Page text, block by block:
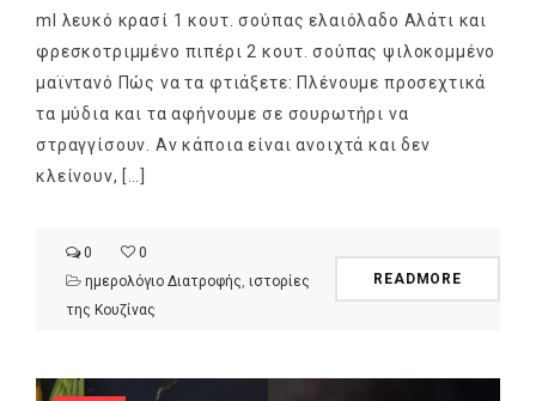
ml λευκό κρασί 1 κουτ. σούπας ελαιόλαδο Αλάτι και
φρεσκοτριμμένο πιπέρι 2 κουτ. σούπας ψιλοκομμένο
μαϊντανό Πώς να τα φτιάξετε: Πλένουμε προσεχτικά
τα μύδια και τα αφήνουμε σε σουρωτήρι να
στραγγίσουν. Αν κάποια είναι ανοιχτά και δεν
κλείνουν, […]
0
0
ημερολόγιο Διατροφής ιστορίες
της Κουζίνας
READMORE